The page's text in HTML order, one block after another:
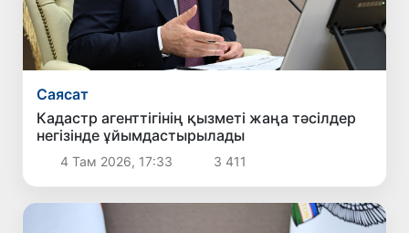
Саясат
Кадастр агенттігінің қызметі жаңа тәсілдер
негізінде ұйымдастырылады
4 Там 2026, 17:33 3 411